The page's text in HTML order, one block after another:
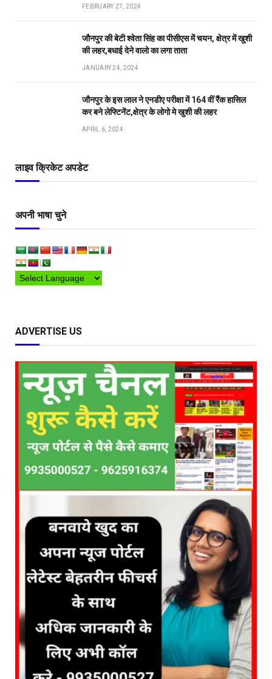
FEBRUARY 27, 2024
जौनपुर की बेटी श्वेता सिंह का पीसीएस में चयन, क्षेत्र में खुशी
की लहर,बधाई देने वालो का लगा ताता
JANUARY 24, 2024
जौनपुर के इस लाल ने एनडीए परीक्षा में 164 वीं रैंक हासिल
कर बने लेफ्टिनेंट,क्षेत्र के लोगो मे खुशी की लहर
APRIL 6, 2024
लाइव क्रिकेट अपडेट
अपनी भाषा चुने
ADVERTISE US